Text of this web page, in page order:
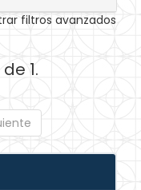
filtros avanzados
1.